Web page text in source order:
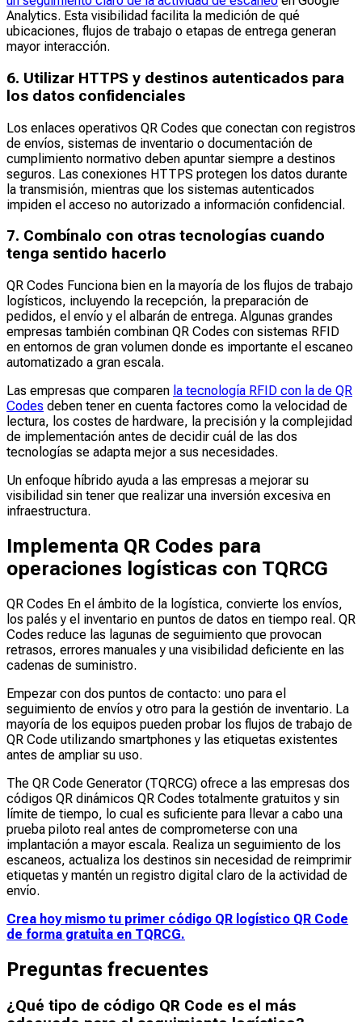
Analytics. Esta visibilidad facilita la medición de qué
ubicaciones, flujos de trabajo o etapas de entrega generan
mayor interacción.
6. Utilizar HTTPS y destinos autenticados para
los datos confidenciales
Los enlaces operativos QR Codes que conectan con registros
de envíos, sistemas de inventario o documentación de
cumplimiento normativo deben apuntar siempre a destinos
seguros. Las conexiones HTTPS protegen los datos durante
la transmisión, mientras que los sistemas autenticados
impiden el acceso no autorizado a información confidencial.
7. Combínalo con otras tecnologías cuando
tenga sentido hacerlo
QR Codes Funciona bien en la mayoría de los flujos de trabajo
logísticos, incluyendo la recepción, la preparación de
pedidos, el envío y el albarán de entrega. Algunas grandes
empresas también combinan QR Codes con sistemas RFID
en entornos de gran volumen donde es importante el escaneo
automatizado a gran escala.
Las empresas que comparen la tecnología RFID con la de QR
Codes deben tener en cuenta factores como la velocidad de
lectura, los costes de hardware, la precisión y la complejidad
de implementación antes de decidir cuál de las dos
tecnologías se adapta mejor a sus necesidades.
Un enfoque híbrido ayuda a las empresas a mejorar su
visibilidad sin tener que realizar una inversión excesiva en
infraestructura.
Implementa QR Codes para
operaciones logísticas con TQRCG
QR Codes En el ámbito de la logística, convierte los envíos,
los palés y el inventario en puntos de datos en tiempo real. QR
Codes reduce las lagunas de seguimiento que provocan
retrasos, errores manuales y una visibilidad deficiente en las
cadenas de suministro.
Empezar con dos puntos de contacto: uno para el
seguimiento de envíos y otro para la gestión de inventario. La
mayoría de los equipos pueden probar los flujos de trabajo de
QR Code utilizando smartphones y las etiquetas existentes
antes de ampliar su uso.
The QR Code Generator (TQRCG) ofrece a las empresas dos
códigos QR dinámicos QR Codes totalmente gratuitos y sin
límite de tiempo, lo cual es suficiente para llevar a cabo una
prueba piloto real antes de comprometerse con una
implantación a mayor escala. Realiza un seguimiento de los
escaneos, actualiza los destinos sin necesidad de reimprimir
etiquetas y mantén un registro digital claro de la actividad de
envío.
Crea hoy mismo tu primer código QR logístico QR Code
de forma gratuita en TQRCG.
Preguntas frecuentes
¿Qué tipo de código QR Code es el más